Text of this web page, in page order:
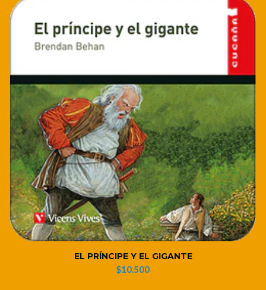
EL PRÍNCIPE Y EL GIGANTE
$10.500